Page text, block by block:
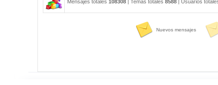
Mensajes totales 108308| Temas totales 8588| Usuarios
Nuevos mensajes